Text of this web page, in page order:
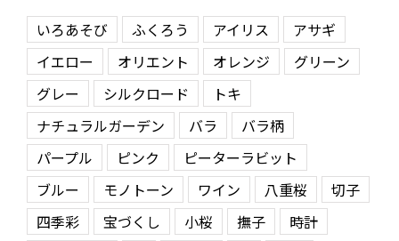
いろあそび ふくろう アイリス
アサギ
イエロー
オリエント オレンジ
グリーン
グレー
シルクロード
トキ
ナチュラルガーデン
バラ
バラ柄
パープル
ピンク
ピーターラビット
ブルー
モノトーン ワイン 八重桜
切子
四季彩
宝づくし 小桜 撫子
時計